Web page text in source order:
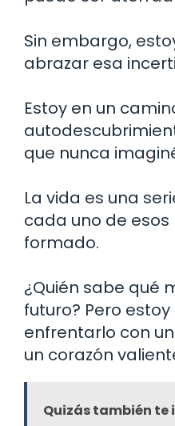
Sin embargo,
abrazar esa
Estoy en un
que nunca
La vida es una
cada uno de
formado.
¿Quién sabe qué
futuro? Pero
enfrentarlo con
un corazón
Quizás también te